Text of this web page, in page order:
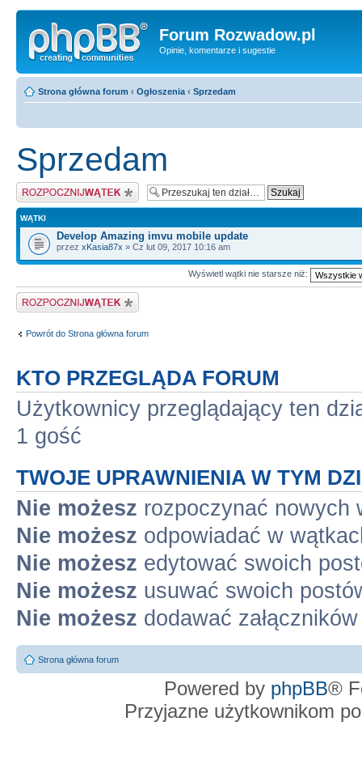
Forum Rozwadow.pl
Opinie, komentarze i sugestie
Strona główna forum ‹ Ogłoszenia ‹ Sprzedam
Sprzedam
Napisz wątek
WĄTKI
Develop Amazing imvu mobile update
przez xKasia87x » Cz lut 09, 2017 10:16 am
Wyświetl wątki nie starsze niż:
Napisz wątek
Powrót do Strona główna forum
KTO PRZEGLĄDA FORUM
Użytkownicy przeglądający ten
1 gość
TWOJE UPRAWNIENIA W TYM
Nie możesz rozpoczynać nowych
Nie możesz odpowiadać w
Nie możesz edytować swoich
Nie możesz usuwać swoich
Nie możesz dodawać załączników
Strona główna forum
Powered by phpBB®
Przyjazne użytkownikom